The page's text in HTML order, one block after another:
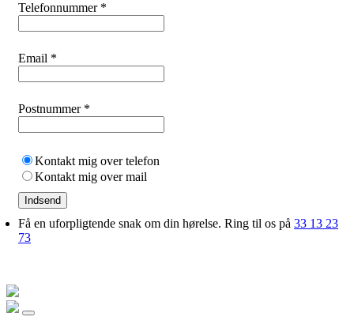
Telefonnummer *
Email *
Postnummer *
Kontakt mig over telefon
Kontakt mig over mail
Indsend
Få en uforpligtende snak om din hørelse. Ring til os på 33 13 23
73